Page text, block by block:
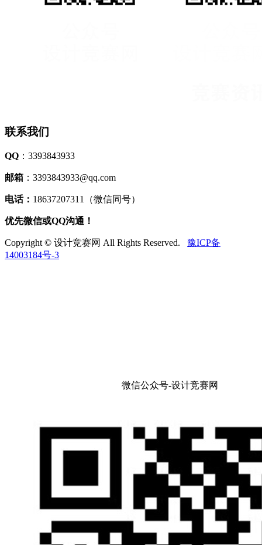
联系我们
QQ ：3393843933
邮箱 ：3393843933@qq.com
电话： 18637207311（微信同号）
优先微信或QQ沟通！
Copyright © 设计竞赛网 All Rights Reserved.
豫ICP备
14003184号-3
微信公众号-设计竞赛网